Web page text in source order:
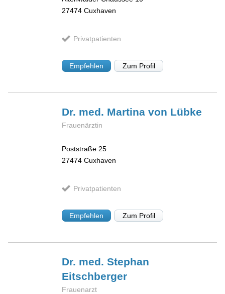
27474 Cuxhaven
Privatpatienten
Empfehlen Zum Profil
Dr. med. Martinavon Lübke
Frauenärztin
Poststraße 25
27474 Cuxhaven
Privatpatienten
Empfehlen Zum Profil
Dr. med. Stephan
Eitschberger
Frauenarzt